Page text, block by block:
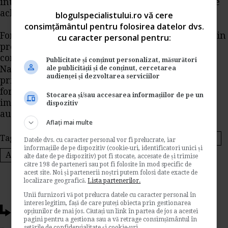
intre 0,1 si 0,4 euro/bucata in functie de costul de
achizitie.
Formularul 100 urmeaza sa fie astfel schimbat prin
proiectul de ordin pentru modificarea si
completarea Ordinului presedintelui Agentiei
Nationale de Administrare Fiscala nr.1950/2012
privind aprobarea modelului si continutului
formularelor utilizate pentru declararea
impozitelor si taxelor cu regim de stabilire prin
autoimpunere sau retinere la sursa.
Tags: Formulare Impozite formularul 100
ANAF
OG 8/2013
Ti-a placut acest articol?
blogulspecialistului.ro vă cere
consimțământul pentru folosirea datelor dvs.
cu caracter personal pentru:
Publicitate și conținut personalizat, măsurători
ale publicității și de conținut, cercetarea
audienței și dezvoltarea serviciilor
Stocarea și/sau accesarea informațiilor de pe un
dispozitiv
Aflați mai multe
Datele dvs. cu caracter personal vor fi prelucrate, iar
informațiile de pe dispozitiv (cookie-uri, identificatori unici și
alte date de pe dispozitiv) pot fi stocate, accesate de și trimise
către 198 de parteneri sau pot fi folosite în mod specific de
acest site. Noi și partenerii noștri putem folosi date exacte de
localizare geografică.Lista partenerilor.
Unii furnizori vă pot prelucra datele cu caracter personal în
interes legitim, față de care puteți obiecta prin gestionarea
opțiunilor de mai jos. Căutați un link în partea de jos a acestei
pagini pentru a gestiona sau a vă retrage consimțământul în